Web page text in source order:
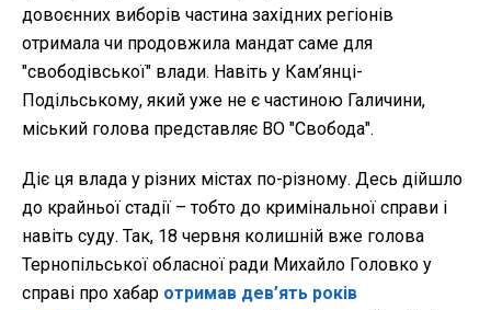
довоєнних виборів частина західних регіонів
отримала чи продовжила мандат саме для
"свободівської" влади. Навіть у Кам’янці-
Подільському, який уже не є частиною Галичини,
міський голова представляє ВО "Свобода".
Діє ця влада у різних містах по-різному. Десь дійшло
до крайньої стадії – тобто до кримінальної справи і
навіть суду. Так, 18 червня колишній вже голова
Тернопільської обласної ради Михайло Головко у
справі про хабар отримав дев’ять років